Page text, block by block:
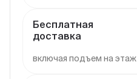
Бесплатная
доставка
включая подъем на этаж